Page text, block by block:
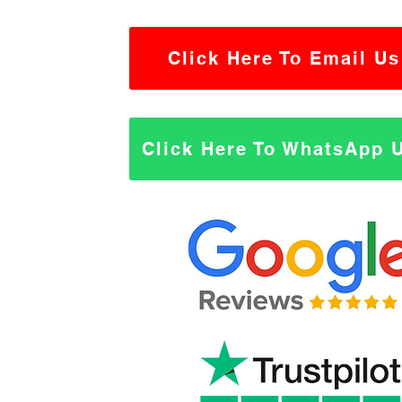
Click Here To Email Us
Click Here To WhatsApp